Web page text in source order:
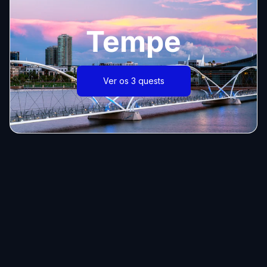
Tempe
Ver os 3 quests